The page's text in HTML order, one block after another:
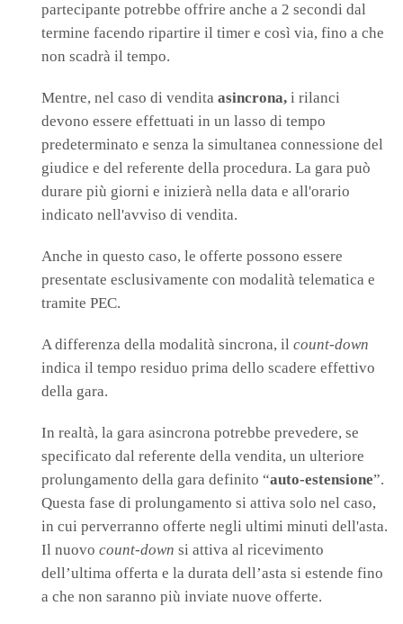
partecipante potrebbe offrire anche a 2 secondi dal
termine facendo ripartire il timer e così via, fino a che
non scadrà il tempo.
Mentre, nel caso di vendita asincrona, i rilanci
devono essere effettuati in un lasso di tempo
predeterminato e senza la simultanea connessione del
giudice e del referente della procedura. La gara può
durare più giorni e inizierà nella data e all'orario
indicato nell'avviso di vendita.
Anche in questo caso, le offerte possono essere
presentate esclusivamente con modalità telematica e
tramite PEC.
A differenza della modalità sincrona, il count-down
indica il tempo residuo prima dello scadere effettivo
della gara.
In realtà, la gara asincrona potrebbe prevedere, se
specificato dal referente della vendita, un ulteriore
prolungamento della gara definito “auto-estensione”.
Questa fase di prolungamento si attiva solo nel caso,
in cui perverranno offerte negli ultimi minuti dell'asta.
Il nuovo count-down si attiva al ricevimento
dell’ultima offerta e la durata dell’asta si estende fino
a che non saranno più inviate nuove offerte.